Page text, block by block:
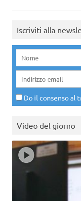
Iscriviti alla
Do il consenso al
Video del giorno